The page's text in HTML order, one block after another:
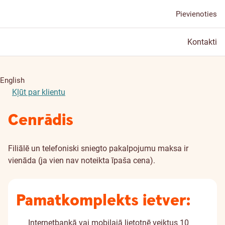
Pievienoties
Kontakti
English
Kļūt par klientu
Cenrādis
Filiālē un telefoniski sniegto pakalpojumu maksa ir
vienāda (ja vien nav noteikta īpaša cena).
Pamatkomplekts ietver:
Internetbankā vai mobilajā lietotnē veiktus 10